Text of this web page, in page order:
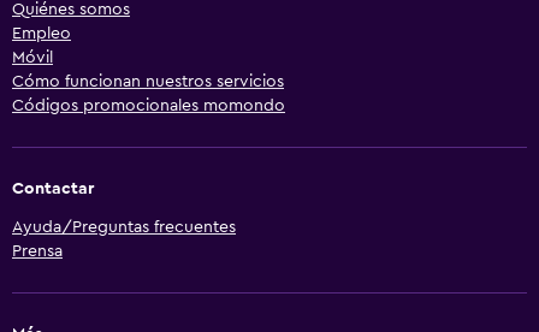
Quiénes somos
Empleo
Móvil
Cómo funcionan nuestros servicios
Códigos promocionales momondo
Contactar
Ayuda/Preguntas frecuentes
Prensa